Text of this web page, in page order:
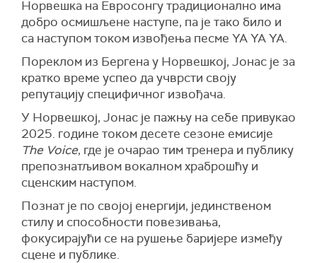
Норвешка на Евросонгу традиционално има
добро осмишљене наступе, па је тако било и
са наступом током извођења песме YA YA YA.
Пореклом из Бергена у Норвешкој, Јонас је за
кратко време успео да учврсти своју
репутацију специфичног извођача.
У Норвешкој, Јонас је пажњу на себе привукао
2025. године током десете сезоне емисије
The Voice, где је очарао тим тренера и публику
препознатљивом вокалном храброшћу и
сценским наступом.
Познат је по својој енергији, јединственом
стилу и способности повезивања,
фокусирајући се на рушење баријере између
сцене и публике.